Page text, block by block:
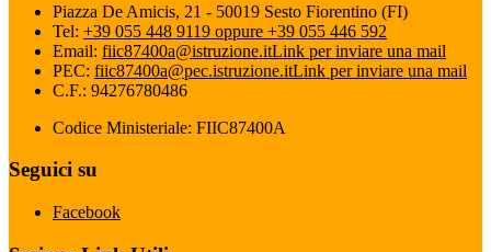
Piazza De Amicis, 21 - 50019 Sesto Fiorentino (FI)
Tel: +39 055 448 9119 oppure +39 055 446 592
Email: fiic87400a@istruzione.itLink per inviare una mail
PEC: fiic87400a@pec.istruzione.itLink per inviare una mail
C.F.: 94276780486
Codice Ministeriale: FIIC87400A
Seguici su
Facebook